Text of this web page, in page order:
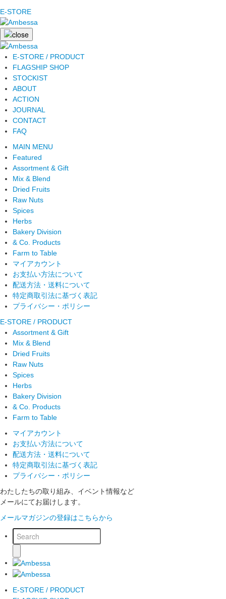
E-STORE
E-STORE / PRODUCT
FLAGSHIP SHOP
STOCKIST
ABOUT
ACTION
JOURNAL
CONTACT
FAQ
MAIN MENU
Featured
Assortment & Gift
Mix & Blend
Dried Fruits
Raw Nuts
Spices
Herbs
Bakery Division
& Co. Products
Farm to Table
マイアカウント
お支払い方法について
配送方法・送料について
特定商取引法に基づく表記
プライバシー・ポリシー
E-STORE / PRODUCT
Assortment & Gift
Mix & Blend
Dried Fruits
Raw Nuts
Spices
Herbs
Bakery Division
& Co. Products
Farm to Table
マイアカウント
お支払い方法について
配送方法・送料について
特定商取引法に基づく表記
プライバシー・ポリシー
わたしたちの取り組み、イベント情報など
メールにてお届けします。
メールマガジンの登録はこちらから
E-STORE / PRODUCT